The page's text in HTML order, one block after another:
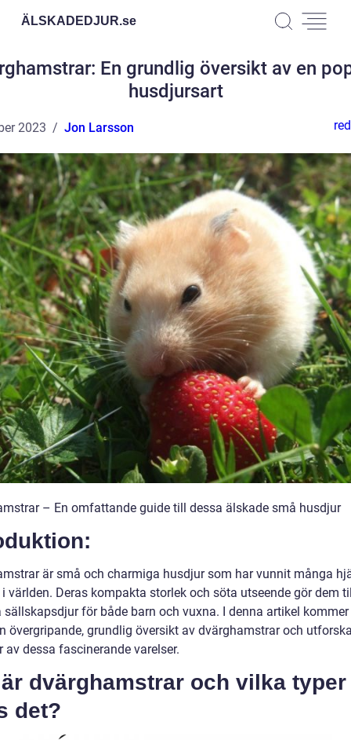
ÄLSKADEDJUR.se
En grundlig översikt av en
husdjursart
2023 Jon Larsson
– En omfattande guide till dessa älskade små husdjur
är små och charmiga husdjur som har vunnit många
världen. Deras kompakta storlek och söta utseende gör dem
sällskapsdjur för både barn och vuxna. I denna artikel
övergripande, grundlig översikt av dvärghamstrar och
av dessa fascinerande varelser.
dvärghamstrar och vilka typer
det?